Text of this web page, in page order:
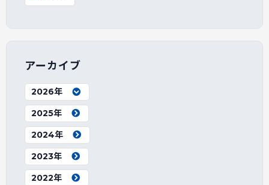
アーカイブ
2026年
2025年
2024年
2023年
2022年